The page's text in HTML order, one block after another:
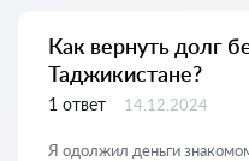
Как вернуть долг
Таджикистане?
1 ответ 14.12.2024
Я одолжил деньги